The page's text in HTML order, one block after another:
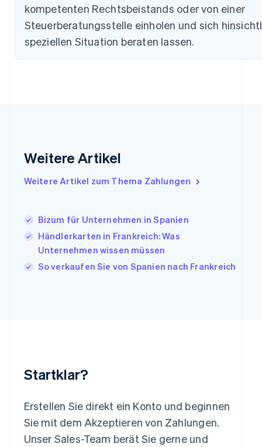
kompetenten Rechtsbeistands oder von einer
Steuerberatungsstelle einholen und sich
speziellen Situation beraten lassen.
Weitere Artikel
Weitere Artikel zum Thema Zahlungen
Bizum für Unternehmen in Spanien
Händlerkarten in Frankreich: Was
Unternehmen wissen müssen
So verkaufen Sie von Spanien nach Frankreich
Startklar?
Erstellen Sie direkt ein Konto und beginnen
Sie mit dem Akzeptieren von Zahlungen.
Unser Sales-Team berät Sie gerne und
Finnland
Frankreich
FrançaisEnglish
Italien
Italiano English
Japan
日本語 English
Kroatien
EnglishItaliano
Lettland
Liechtenstein
English
Español English
Neuseeland
English
Niederlande